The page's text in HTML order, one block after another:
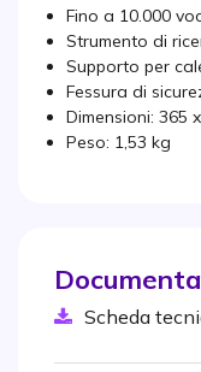
Fino a 10.000
Strumento di
Supporto per
Fessura di
Dimensioni: 365
Peso: 1,53 kg
Scheda